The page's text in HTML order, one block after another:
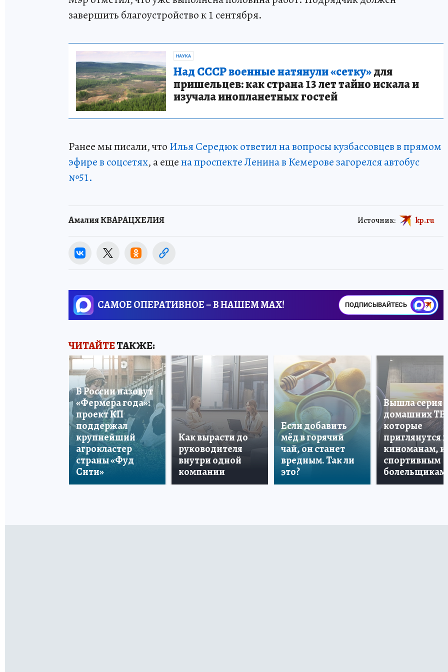
завершить благоустройство к 1 сентября.
НАУКА
Над СССР военные натянули «сетку»для
пришельцев: как страна 13 лет тайно искала и
изучала инопланетных гостей
Ранее мы писали, что Илья Середюк ответил на вопросы кузбассовцев в прямом
эфире в соцсетях, а ещена проспекте Ленина в Кемерове загорелся автобус
№51.
Амалия КВАРАЦХЕЛИЯ Источник: kp.ru
САМОЕ ОПЕРАТИВНОЕ – В НАШЕМ MAX! ПОДПИСЫВАЙТЕСЬ
ЧИТАЙТЕТАКЖЕ:
В России назовут
«Фермера года»:
проект КП
поддержал
крупнейший
агрокластер
страны «Фуд
Сити»
Как вырасти до
руководителя
внутри одной
компании
Если добавить
мёд в горячий
чай, он станет
вредным. Так ли
это?
Вышла серия
домашних ТВ,
которые
приглянутся и
киноманам, и
спортивным
болельщикам